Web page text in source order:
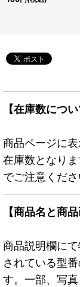
【在庫数につい
商品ページに
在庫数となり
でご注意くださ
【商品名と商
商品説明欄に
されている型
す。一部、写